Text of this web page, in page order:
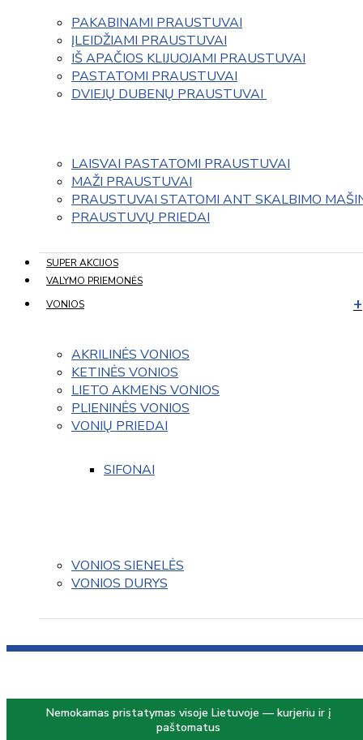
PAKABINAMI PRAUSTUVAI
ĮLEIDŽIAMI PRAUSTUVAI
IŠ APAČIOS KLIJUOJAMI PRAUSTUVAI
PASTATOMI PRAUSTUVAI
DVIEJŲ DUBENŲ PRAUSTUVAI
LAISVAI PASTATOMI PRAUSTUVAI
MAŽI PRAUSTUVAI
PRAUSTUVAI STATOMI ANT SKALBIMO
PRAUSTUVŲ PRIEDAI
SUPER AKCIJOS
VALYMO PRIEMONĖS
VONIOS
AKRILINĖS VONIOS
KETINĖS VONIOS
LIETO AKMENS VONIOS
PLIENINĖS VONIOS
VONIŲ PRIEDAI
SIFONAI
VONIOS SIENELĖS
VONIOS DURYS
Nemokamas pristatymas visoje Lietuvoje — kurjeriu ir į
paštomatus